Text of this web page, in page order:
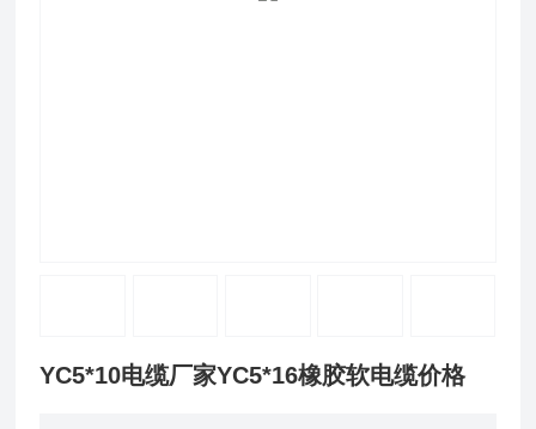
YC5*10电缆厂家YC5*16橡胶软电缆价格